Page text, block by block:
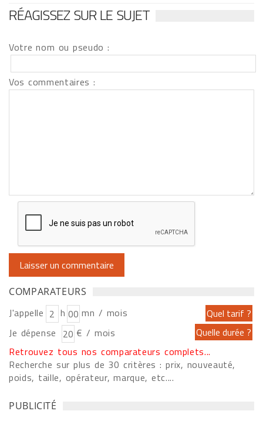
RÉAGISSEZ SUR LE SUJET
Votre nom ou pseudo :
Vos commentaires :
COMPARATEURS
J'appelle h
mn / mois
Je dépense
€ / mois
Retrouvez tous nos comparateurs complets...
Recherche sur plus de 30 critères : prix, nouveauté,
poids, taille, opérateur, marque, etc....
PUBLICITÉ